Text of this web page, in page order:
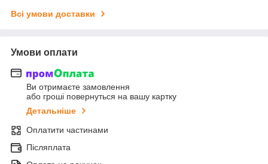
Всі умови доставки
Умови оплати
Ви отримаєте замовлення
або гроші повернуться на вашу картку
Детальніше
Оплатити частинами
Післяплата